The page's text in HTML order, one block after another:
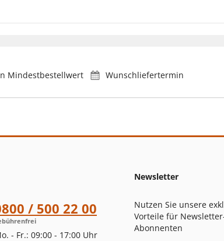
Mindestbestellwert Wunschliefertermin
/ 500 22 00
- Fr.: 09:00 - 17:00 Uhr
Newsletter
Nutzen Sie unsere
Vorteile für
Abonnenten